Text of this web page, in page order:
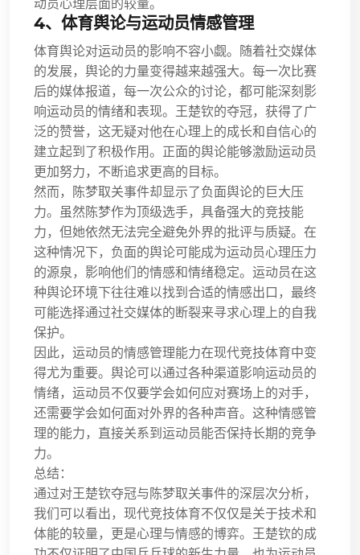
动员心理层面的较量。
4、体育舆论与运动员情感管理
体育舆论对运动员的影响不容小觑。随着社交媒体
的发展，舆论的力量变得越来越强大。每一次比赛
后的媒体报道，每一次公众的讨论，都可能深刻影
响运动员的情绪和表现。王楚钦的夺冠，获得了广
泛的赞誉，这无疑对他在心理上的成长和自信心的
建立起到了积极作用。正面的舆论能够激励运动员
更加努力，不断追求更高的目标。
然而，陈梦取关事件却显示了负面舆论的巨大压
力。虽然陈梦作为顶级选手，具备强大的竞技能
力，但她依然无法完全避免外界的批评与质疑。在
这种情况下，负面的舆论可能成为运动员心理压力
的源泉，影响他们的情感和情绪稳定。运动员在这
种舆论环境下往往难以找到合适的情感出口，最终
可能选择通过社交媒体的断裂来寻求心理上的自我
保护。
因此，运动员的情感管理能力在现代竞技体育中变
得尤为重要。舆论可以通过各种渠道影响运动员的
情绪，运动员不仅要学会如何应对赛场上的对手，
还需要学会如何面对外界的各种声音。这种情感管
理的能力，直接关系到运动员能否保持长期的竞争
力。
总结：
通过对王楚钦夺冠与陈梦取关事件的深层次分析，
我们可以看出，现代竞技体育不仅仅是关于技术和
体能的较量，更是心理与情感的博弈。王楚钦的成